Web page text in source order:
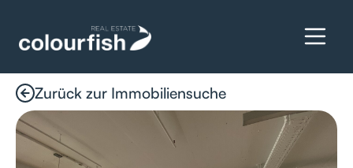
Zurück zur Immobiliensuche
Details anfragen